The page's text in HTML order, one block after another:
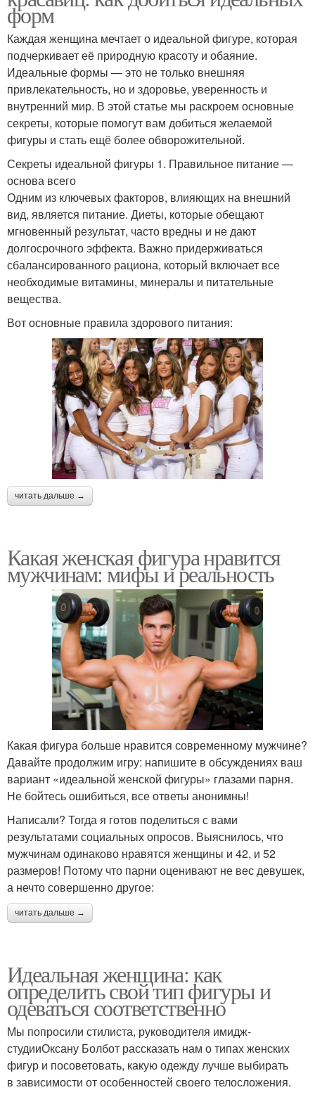
форм
Каждая женщина мечтает о идеальной фигуре, которая
подчеркивает её природную красоту и обаяние.
Идеальные формы — это не только внешняя
привлекательность, но и здоровье, уверенность и
внутренний мир. В этой статье мы раскроем основные
секреты, которые помогут вам добиться желаемой
фигуры и стать ещё более обворожительной.
Секреты идеальной фигуры 1. Правильное питание —
основа всего
Одним из ключевых факторов, влияющих на внешний
вид, является питание. Диеты, которые обещают
мгновенный результат, часто вредны и не дают
долгосрочного эффекта. Важно придерживаться
сбалансированного рациона, который включает все
необходимые витамины, минералы и питательные
вещества.
Вот основные правила здорового питания:
читать дальше →
Какая женская фигура нравится
мужчинам: мифы и реальность
Какая фигура больше нравится современному мужчине?
Давайте продолжим игру: напишите в обсуждениях ваш
вариант «идеальной женской фигуры» глазами парня.
Не бойтесь ошибиться, все ответы анонимны!
Написали? Тогда я готов поделиться с вами
результатами социальных опросов. Выяснилось, что
мужчинам одинаково нравятся женщины и 42, и 52
размеров! Потому что парни оценивают не вес девушек,
а нечто совершенно другое:
читать дальше →
Идеальная женщина: как
определить свой тип фигуры и
одеваться соответственно
Мы попросили стилиста, руководителя имидж-
студииОксану Болбот рассказать нам о типах женских
фигур и посоветовать, какую одежду лучше выбирать
в зависимости от особенностей своего телосложения.